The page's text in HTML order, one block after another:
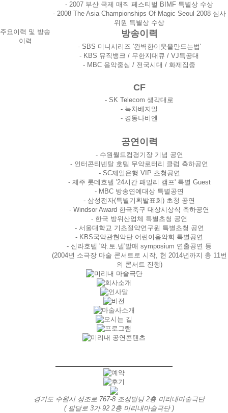
- 2007 부산 국제 매직 페스티벌 BIMF 특별상 수상
- 2008 The Asia Championships Of Magic Seoul 2008 심사
위원 특별상 수상
주요이력 및 방송
이력
방송이력
- SBS 미니시리즈 '완벽한이웃을만드는법'
- KBS 뮤직뱅크 / 무한지대큐 / VJ특공대
- MBC 음악중심 / 전국시대 / 화제집중
CF
- SK Telecom 생각대로
- 녹차베지밀
- 경동나비엔
공연이력
- 수원월드컵경기장 기념 공연
- 인터콘티넨탈 호텔 무악로터리 클럽 축하공연
- SC제일은행 VIP 초청공연
- 제주 롯데호텔 '24시간 패밀리 캠프' 특별 Guest
- MBC 방송연예대상 특별공연
- 삼성전자(특별기획발표회) 초청 공연
- Windsor Award 한국축구 대상시상식 축하공연
- 한국 방위산업체 특별초청 공연
- 서울대학교 기초절약연구원 특별초청 공연
- KBS국악관현악단 어린이음악회 특별공연
- 신라호텔 '악.토.넬'발매 symposium 연출공연 등
(2004년 소극장 마술 콘서트로 시작, 현 2014년까지 총 11번
의 콘서트 진행)
경기도 수원시 정조로 767-8 조정빌딩 2층 미리내마술극단
( 팔달로 3가 92 2층 미리내마술극단 )